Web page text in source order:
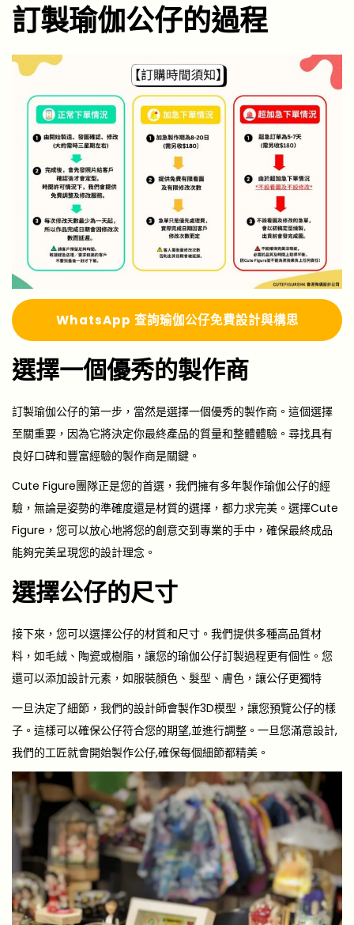
訂製瑜伽公仔的過程
WhatsApp 查詢瑜伽公仔免費設計與構思
選擇一個優秀的製作商
訂製瑜伽公仔的第一步，當然是選擇一個優秀的製作商。這個選擇
至關重要，因為它將決定你最終產品的質量和整體體驗。尋找具有
良好口碑和豐富經驗的製作商是關鍵。
Cute Figure團隊正是您的首選，我們擁有多年製作瑜伽公仔的經
驗，無論是姿勢的準確度還是材質的選擇，都力求完美。選擇Cute
Figure，您可以放心地將您的創意交到專業的手中，確保最終成品
能夠完美呈現您的設計理念。
選擇公仔的尺寸
接下來，您可以選擇公仔的材質和尺寸。我們提供多種高品質材
料，如毛絨、陶瓷或樹脂，讓您的瑜伽公仔訂製過程更有個性。您
還可以添加設計元素，如服裝顏色、髮型、膚色，讓公仔更獨特
一旦決定了細節，我們的設計師會製作3D模型，讓您預覽公仔的樣
子。這樣可以確保公仔符合您的期望,並進行調整。一旦您滿意設計,
我們的工匠就會開始製作公仔,確保每個細節都精美。